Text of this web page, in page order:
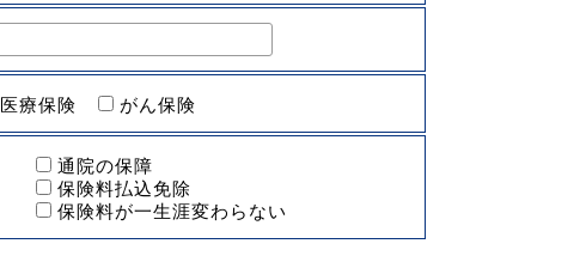
医療保険 がん保険
通院の保障
保険料払込免除
保険料が一生涯変わらない